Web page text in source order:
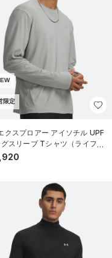
限定
クスプロアー アイソチル UPF
スリーブ Tシャツ（ライフス
/MEN）